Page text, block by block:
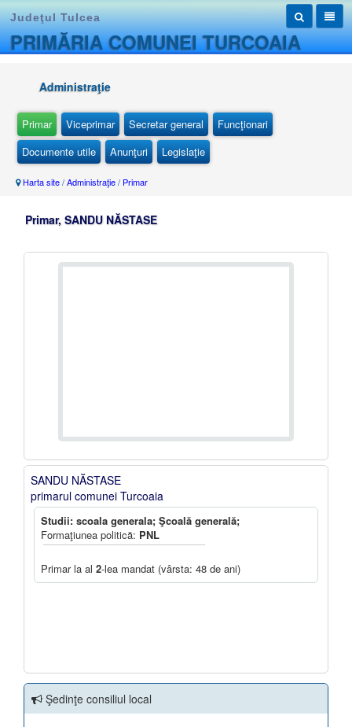
Judeţul Tulcea
PRIMĂRIA COMUNEI TURCOAIA
Administraţie
Primar Viceprimar Secretar general
Funcţionari
Documente utile
Anunţuri Legislaţie
Harta site/Administraţie/ Primar
Primar, SANDU NĂSTASE
SANDU NĂSTASE
primarul comunei Turcoaia
Studii: scoala generala; Şcoală generală;
Formaţiunea politică: PNL
Primar la al 2-lea mandat (vârsta: 48 de ani)
Şedinţe consiliul local